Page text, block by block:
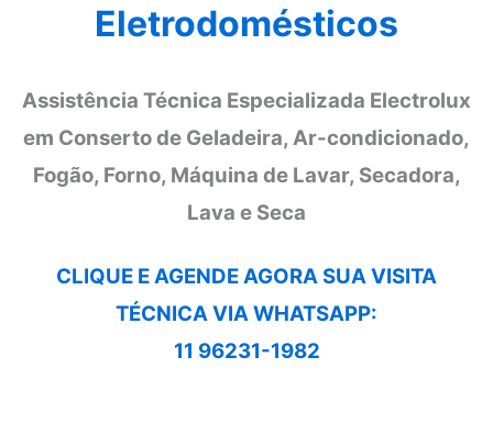
Eletrodomésticos
Assistência Técnica Especializada Electrolux
em Conserto de Geladeira, Ar-condicionado,
Fogão, Forno, Máquina de Lavar, Secadora,
Lava e Seca
CLIQUE E AGENDE AGORA SUA VISITA
TÉCNICA VIA WHATSAPP:
11 96231-1982